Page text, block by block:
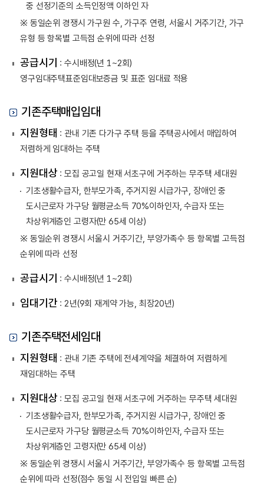
중 선정기준의 소득인정액 이하인 자
※ 동일순위 경쟁시 가구원 수, 가구주 연령, 서울시 거주기간, 가구
유형 등 항목별 고득점 순위에 따라 선정
공급시기
: 수시배정(년 1~2회)
영구임대주택표준임대보증금 및 표준 임대료 적용
기존주택매입임대
지원형태 : 관내 기존 다가구 주택 등을 주택공사에서 매입하여
저렴하게 임대하는 주택
지원대상: 모집 공고일 현재 서초구에 거주하는 무주택 세대원
기초생활수급자, 한부모가족, 주거지원 시급가구, 장애인 중
도시근로자 가구당 월평균소득 70%이하인자, 수급자 또는
차상위계층인 고령자(만 65세 이상)
※ 동일순위 경쟁시 서울시 거주기간, 부양가족수 등 항목별 고득점
순위에 따라 선정
공급시기 : 수시배정(년 1~2회)
임대기간: 2년(9회 재계약 가능, 최장20년)
기존주택전세임대
지원형태 : 관내 기존 주택에 전세계약을 체결하여 저렴하게
재임대하는 주택
지원대상: 모집 공고일 현재 서초구에 거주하는 무주택 세대원
기초생활수급자, 한부모가족, 주거지원 시급가구, 장애인 중
도시근로자 가구당 월평균소득 70%이하인자, 수급자 또는
차상위계층인 고령자(만 65세 이상)
※ 동일순위 경쟁시 서울시 거주기간, 부양가족수 등 항목별 고득점
순위에 따라 선정(점수 동일 시 전입일 빠른 순)